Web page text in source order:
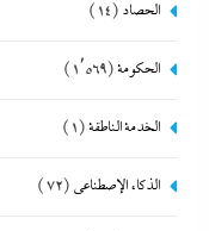
الحصاد (14)
الحكومة(1٬569)
الخدمة الناطقة(1)
الذكاء الإصطناعي (72)